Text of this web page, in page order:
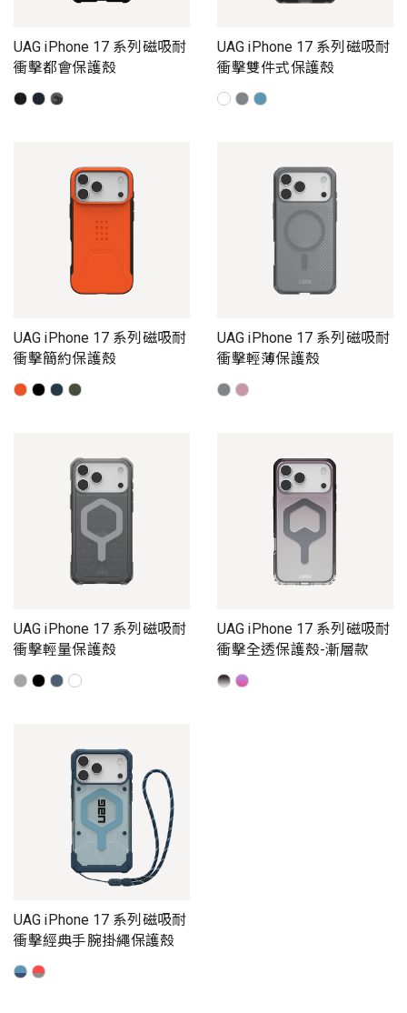
UAG iPhone 17 系列磁吸耐
衝擊都會保護殼
UAG iPhone 17 系列磁吸耐
衝擊雙件式保護殼
UAG iPhone 17 系列磁吸耐
衝擊簡約保護殼
UAG iPhone 17 系列磁吸耐
衝擊輕薄保護殼
UAG iPhone 17 系列磁吸耐
衝擊輕量保護殼
UAG iPhone 17 系列磁吸耐
衝擊全透保護殼-漸層款
UAG iPhone 17 系列磁吸耐
衝擊經典手腕掛繩保護殼